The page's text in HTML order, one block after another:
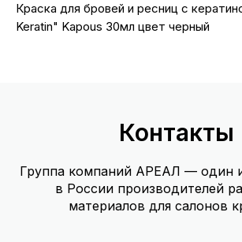
Краска для бровей и ресниц с
Keratin" Kapous 30мл цвет черный
Контакты
Группа компаний АРЕАЛ — один
в России производителей
материалов для салонов